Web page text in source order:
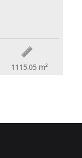
1115.05 m²